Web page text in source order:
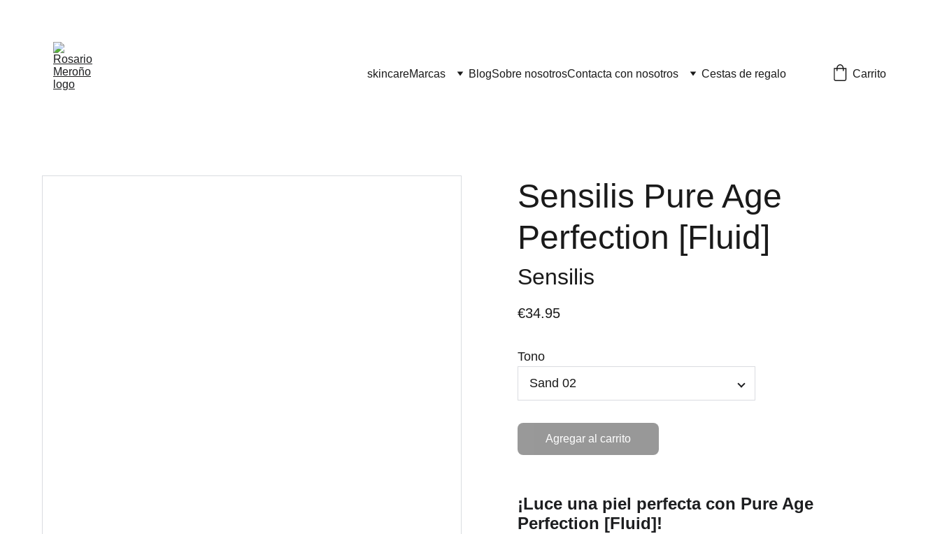
skincareMarcas BlogSobre nosotrosContacta con nosotros Cestas de regalo Carrito
Sensilis Pure Age
Perfection [Fluid]
Sensilis
€34.95
Tono
Agregar al carrito
¡Luce una piel perfecta con Pure Age
Perfection [Fluid]!